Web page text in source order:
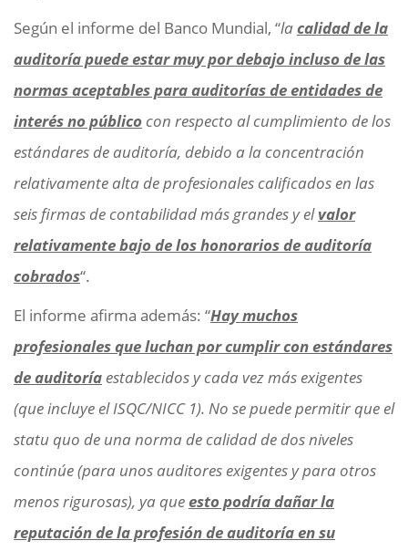
Según el informe del Banco Mundial, “lacalidad de la
auditoría puede estar muy por debajo incluso de las
normas aceptables para auditorías de entidades de
interés no públicocon respecto al cumplimiento de los
estándares de auditoría, debido a la concentración
relativamente alta de profesionales calificados en las
seis firmas de contabilidad más grandes y elvalor
relativamente bajo de los honorarios de auditoría
cobrados“.
El informe afirma además: “Hay muchos
profesionales que luchan por cumplir con estándares
de auditoríaestablecidos y cada vez más exigentes
(que incluye el ISQC/NICC 1). No se puede permitir que el
statu quo de una norma de calidad de dos niveles
continúe (para unos auditores exigentes y para otros
menos rigurosas), ya queesto podría dañar la
reputación de la profesión de auditoría en su